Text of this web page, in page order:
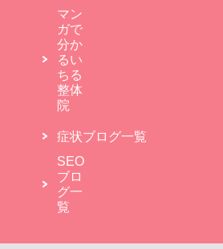
マン
ガで
分か
るい
ちる
整体
院
症状ブログ一覧
SEO
ブロ
グ一
覧